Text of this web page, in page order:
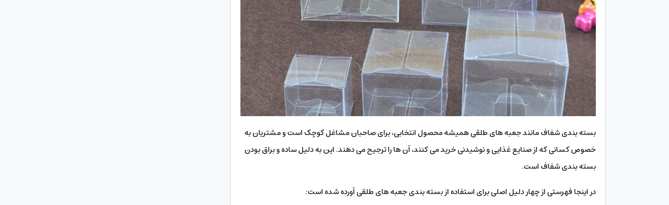
بسته بندی شفاف مانند جعبه های طلقی همیشه محصول انتخابی، برای صاحبان مشاغل کوچک است و مشتریان به
خصوص کسانی که از صنایع غذایی و نوشیدنی خرید می کنند، آن ها را ترجیح می دهند. این به دلیل ساده و براق بودن
بسته بندی شفاف است.
در اینجا فهرستی از چهار دلیل اصلی برای استفاده از بسته بندی جعبه های طلقی آورده شده است: